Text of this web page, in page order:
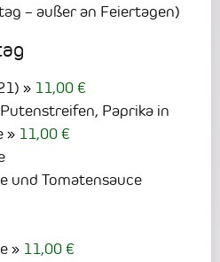
– außer an Feiertagen)
11,00 €
Paprika in
11,00 €
und Tomatensauce
11,00 €